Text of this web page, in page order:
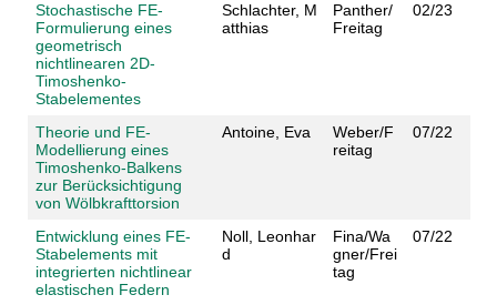
Stochastische FE-
Formulierung eines
geometrisch
nichtlinearen 2D-
Timoshenko-
Stabelementes
Schlachter, M
atthias
Panther/
Freitag
02/23
Theorie und FE-
Modellierung eines
Timoshenko-Balkens
zur Berücksichtigung
von Wölbkrafttorsion
Antoine, Eva
Weber/F
reitag
07/22
Entwicklung eines FE-
Stabelements mit
integrierten nichtlinear
elastischen Federn
Noll, Leonhar
d
Fina/Wa
gner/Frei
tag
07/22